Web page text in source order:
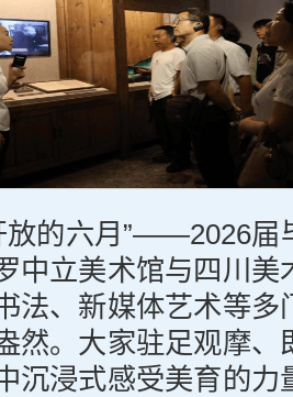
放的六月”——2026届
中立美术馆与四川美
法、新媒体艺术等多
然。大家驻足观摩、
沉浸式感受美育的力